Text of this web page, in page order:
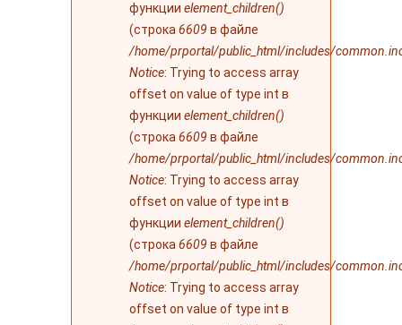
функции element_children()
(строка 6609 в файле
/home/prportal/public_html/includes/
Notice: Trying to access array
offset on value of type int в
функции element_children()
(строка 6609 в файле
/home/prportal/public_html/includes/
Notice: Trying to access array
offset on value of type int в
функции element_children()
(строка 6609 в файле
/home/prportal/public_html/includes/
Notice: Trying to access array
offset on value of type int в